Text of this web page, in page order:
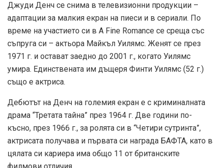
Джуди Денч се снима в телевизионни продукции –
адаптации за малкия екран на пиеси и в сериали. По
време на участието си в A Fine Romance се среща със
съпруга си – актьора Майкъл Уилямс. Женят се през
1971 г. и остават заедно до 2001 г., когато Уилямс
умира. Единствената им дъщеря Финти Уилямс (52 г.)
също е актриса.
Дебютът на Денч на големия екран е с криминалната
драма “Третата тайна” през 1964 г. Две години по-
късно, през 1966 г., за ролята си в “Четири сутринта”,
актрисата получава и първата си награда БАФТА, като в
цялата си кариера има общо 11 от британските